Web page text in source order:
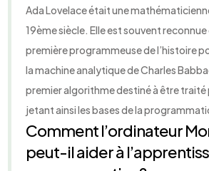
Ada Lovelace était une
19ème siècle. Elle est souvent
première programmeuse de l’histoire
la machine analytique de Charles
premier algorithme destiné à être traité
jetant ainsi les bases de la
Comment l’ordinateur
peut-il aider à